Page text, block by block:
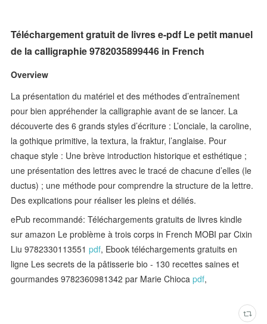
Téléchargement gratuit de livres e-pdf Le petit manuel
de la calligraphie 9782035899446 in French
Overview
La présentation du matériel et des méthodes d’entraînement
pour bien appréhender la calligraphie avant de se lancer. La
découverte des 6 grands styles d’écriture : L’onciale, la caroline,
la gothique primitive, la textura, la fraktur, l’anglaise. Pour
chaque style : Une brève introduction historique et esthétique ;
une présentation des lettres avec le tracé de chacune d’elles (le
ductus) ; une méthode pour comprendre la structure de la lettre.
Des explications pour réaliser les pleins et déliés.
ePub recommandé: Téléchargements gratuits de livres kindle
sur amazon Le problème à trois corps in French MOBI par Cixin
Liu 9782330113551pdf, Ebook téléchargements gratuits en
ligne Les secrets de la pâtisserie bio - 130 recettes saines et
gourmandes 9782360981342 par Marie Chiocapdf,